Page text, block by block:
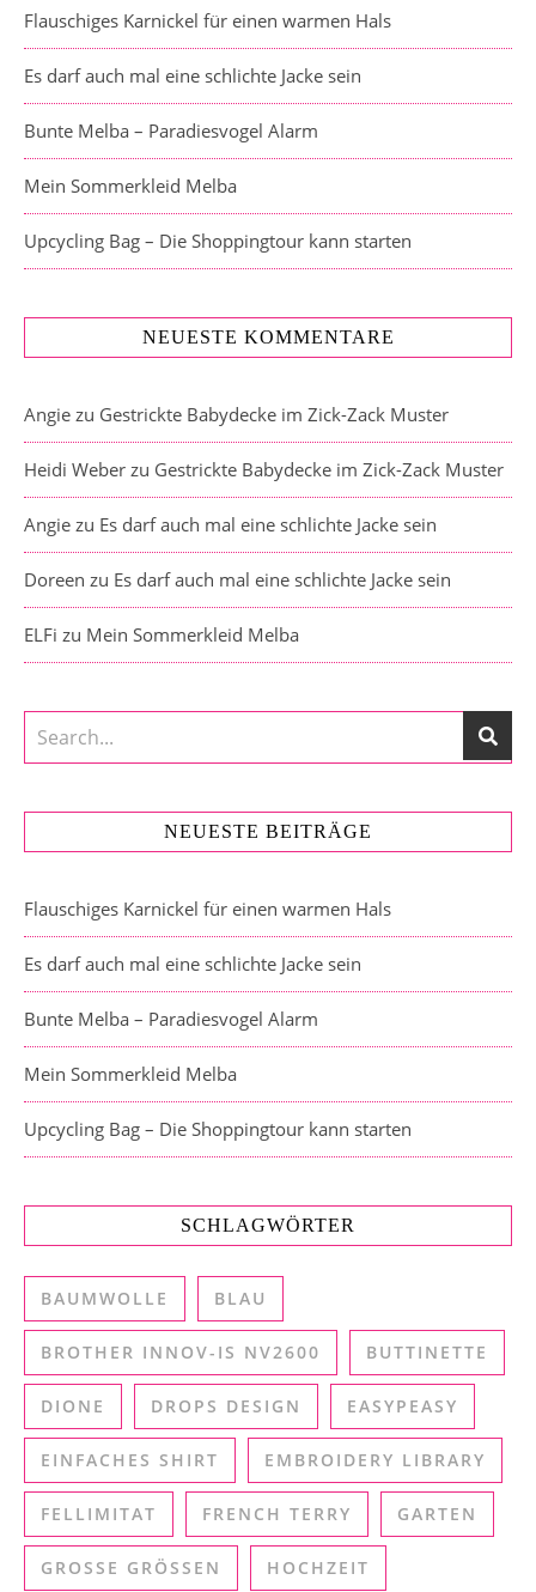
Flauschiges Karnickel für einen warmen Hals
Es darf auch mal eine schlichte Jacke sein
Bunte Melba – Paradiesvogel Alarm
Mein Sommerkleid Melba
Upcycling Bag – Die Shoppingtour kann starten
NEUESTE KOMMENTARE
Angie zu Gestrickte Babydecke im Zick-Zack Muster
Heidi Weber zu Gestrickte Babydecke im Zick-Zack Muster
Angie zu Es darf auch mal eine schlichte Jacke sein
Doreen zu Es darf auch mal eine schlichte Jacke sein
ELFi zu Mein Sommerkleid Melba
NEUESTE BEITRÄGE
Flauschiges Karnickel für einen warmen Hals
Es darf auch mal eine schlichte Jacke sein
Bunte Melba – Paradiesvogel Alarm
Mein Sommerkleid Melba
Upcycling Bag – Die Shoppingtour kann starten
SCHLAGWÖRTER
BAUMWOLLE BLAU
BROTHER INNOV-IS NV2600 BUTTINETTE
DIONE DROPS DESIGN EASYPEASY
EINFACHES SHIRT EMBROIDERY LIBRARY
FELLIMITAT FRENCH TERRY GARTEN
GROSSE GRÖSSEN HOCHZEIT